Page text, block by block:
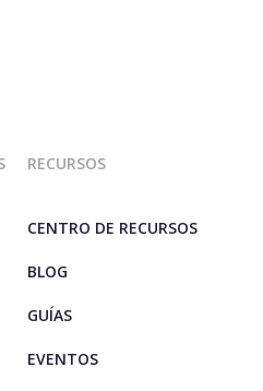
RECURSOS
CENTRO DE RECURSOS
BLOG
GUÍAS
EVENTOS